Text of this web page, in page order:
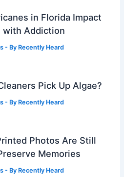
in Florida Impact
with Addiction
- By Recently Heard
Pick Up Algae?
- By Recently Heard
Photos Are Still
Memories
- By Recently Heard